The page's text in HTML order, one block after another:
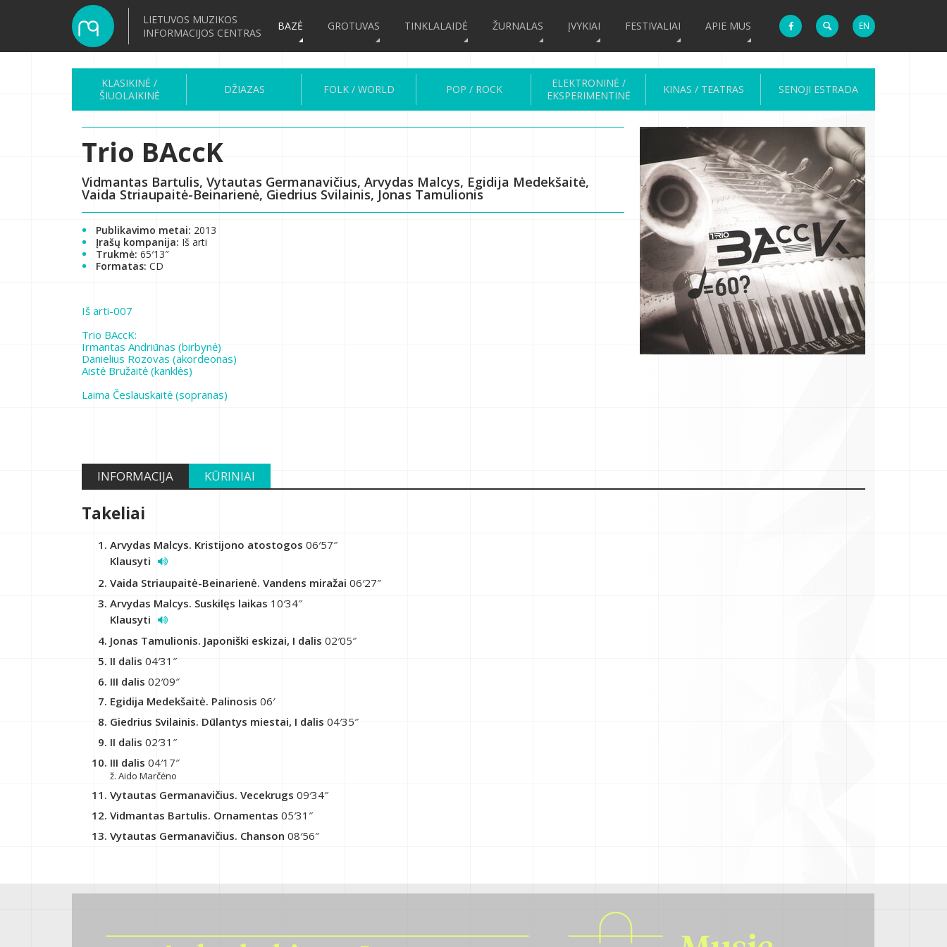
LIETUVOS MUZIKOS
INFORMACIJOS CENTRAS
EN
BAZĖ GROTUVAS TINKLALAIDĖ ŽURNALAS ĮVYKIAI FESTIVALIAI APIE MUS
KLASIKINĖ /
ŠIUOLAIKINĖ
DŽIAZAS FOLK / WORLD POP / ROCK
ELEKTRONINĖ /
EKSPERIMENTINĖ
KINAS / TEATRAS SENOJI ESTRADA
Trio BAccK
Vidmantas Bartulis, Vytautas Germanavičius, Arvydas Malcys, Egidija Medekšaitė,
Vaida Striaupaitė-Beinarienė, Giedrius Svilainis, Jonas Tamulionis
Publikavimo metai: 2013
Įrašų kompanija: Iš arti
Trukmė: 65′13″
Formatas: CD
Iš arti-007
Trio BAccK:
Irmantas Andriūnas (birbynė)
Danielius Rozovas (akordeonas)
Aistė Bružaitė (kanklės)
Laima Česlauskaitė (sopranas)
INFORMACIJA KŪRINIAI
Takeliai
Arvydas Malcys. Kristijono atostogos 06′57″
Klausyti
Vaida Striaupaitė-Beinarienė. Vandens miražai 06′27″
Arvydas Malcys. Suskilęs laikas 10′34″
Klausyti
Jonas Tamulionis. Japoniški eskizai, I dalis 02′05″
II dalis 04′31″
III dalis 02′09″
Egidija Medekšaitė. Palinosis 06′
Giedrius Svilainis. Dūlantys miestai, I dalis 04′35″
II dalis 02′31″
III dalis 04′17″
ž. Aido Marčėno
Vytautas Germanavičius. Vecekrugs 09′34″
Vidmantas Bartulis. Ornamentas 05′31″
Vytautas Germanavičius. Chanson 08′56″